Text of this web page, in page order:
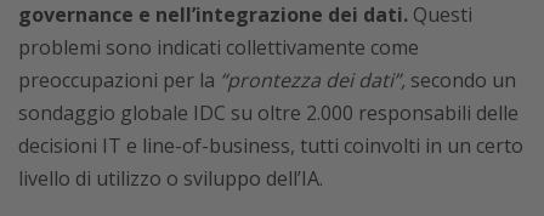
governance e nell’integrazione dei dati. Questi
problemi sono indicati collettivamente come
preoccupazioni per la “prontezza dei dati”, secondo un
sondaggio globale IDC su oltre 2.000 responsabili delle
decisioni IT e line-of-business, tutti coinvolti in un certo
livello di utilizzo o sviluppo dell’IA.